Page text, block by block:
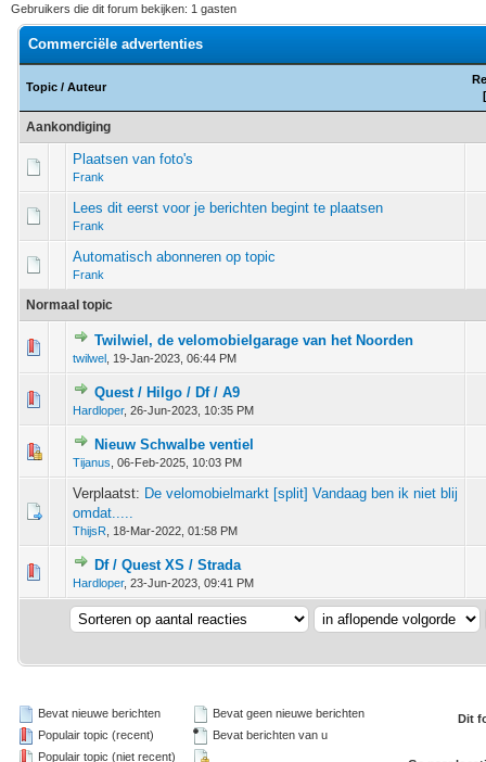
Gebruikers die dit forum bekijken: 1 gasten
Commerciële advertenties
Topic / Auteur
[
Aankondiging
Plaatsen van foto's
Frank
Lees dit eerst voor je berichten begint te plaatsen
Frank
Automatisch abonneren op topic
Frank
Normaal topic
Twilwiel, de velomobielgarage van het Noorden
twilwel 19-Jan-2023, 06:44 PM
- 0 van 5 gemiddeld
2 45
Quest / Hilgo / Df / A9
Hardloper, 26-Jun-2023, 10:35 PM
- 0 van 5 gemiddeld
2 345
Nieuw Schwalbe ventiel
Tijanus 06-Feb-2025, 10:03 PM
- 0 van 5 gemiddeld
2 345
Verplaatst: De velomobielmarkt [split] Vandaag ben ik niet blij
omdat.....
ThijsR 18-Mar-2022, 01:58 PM
Df / Quest XS / Strada
Hardloper, 23-Jun-2023, 09:41 PM
- 0 van 5 gemiddeld
2 345
Bevat nieuwe berichten
Populair topic (recent)
Populair topic (niet recent)
Bevat geen nieuwe berichten
Bevat berichten van u
Dit